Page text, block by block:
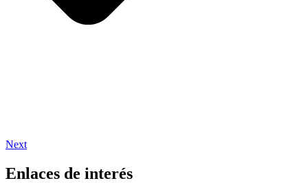
Next
Enlaces de interés